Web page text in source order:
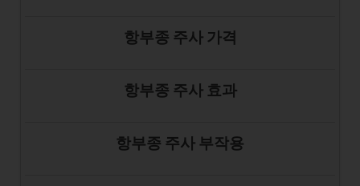
항부종 주사 가격
항부종 주사 효과
항부종 주사 부작용